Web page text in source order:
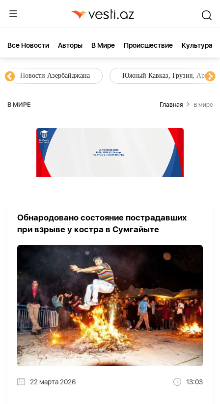
Все Новости Aвторы В Мире Происшествие Культура
Новости Азербайджана Южный Кавказ, Грузия,
В МИРЕ Главная В мире
Обнародовано состояние пострадавших
при взрыве у костра в Сумгайыте
22 марта 2026 13:03